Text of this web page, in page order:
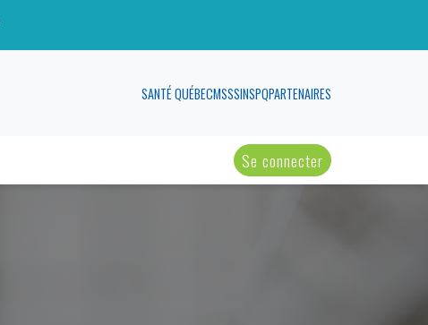
SANTÉ QUÉBECMSSSINSPQPARTENAIRES
Se connecter